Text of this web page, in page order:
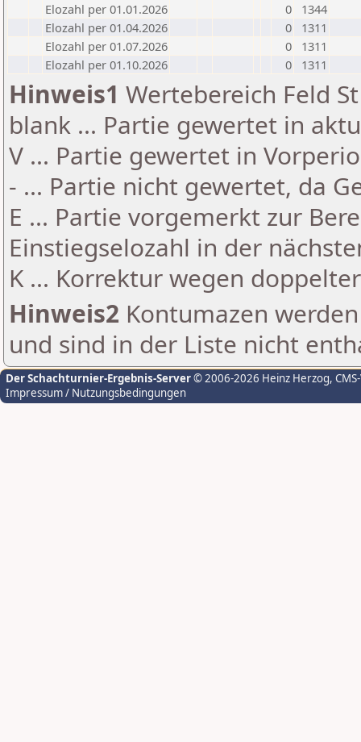
Elozahl per 01.01.2026
0
1344
Elozahl per 01.04.2026
0
1311
Elozahl per 01.07.2026
0
1311
Elozahl per 01.10.2026
0 1311
Hinweis1 Wertebereich Feld
blank ... Partie gewertet in
V ... Partie gewertet in
- ... Partie nicht gewertet, da
E ... Partie vorgemerkt zur
Einstiegselozahl in der
K ... Korrektur wegen
Hinweis2 Kontumazen
und sind in der Liste nicht
Der Schachturnier-Ergebnis-Server© 2006-2026 Heinz Herzog,
Impressum / Nutzungsbedingungen